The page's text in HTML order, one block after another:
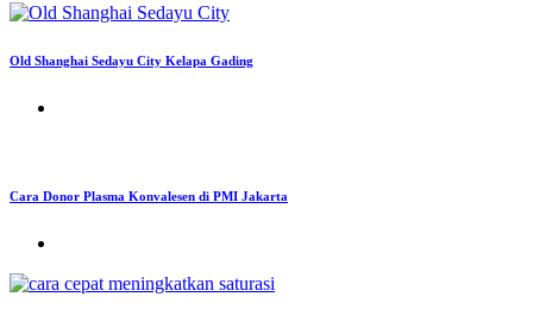
Old Shanghai Sedayu City Kelapa Gading
Cara Donor Plasma Konvalesen di PMI Jakarta